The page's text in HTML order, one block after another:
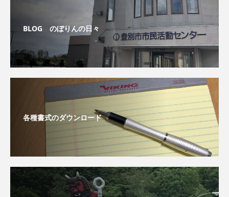
BLOG のぼりんの日々
各種書式のダウンロード